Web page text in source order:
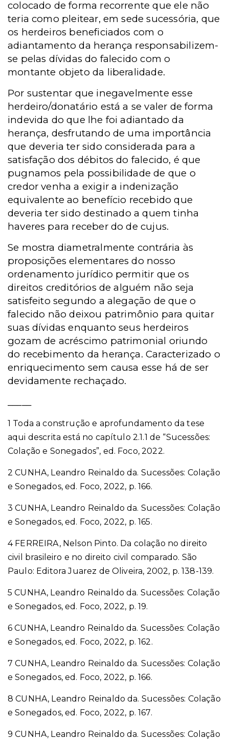
colocado de forma recorrente que ele não
teria como pleitear, em sede sucessória, que
os herdeiros beneficiados com o
adiantamento da herança responsabilizem-
se pelas dívidas do falecido com o
montante objeto da liberalidade.
Por sustentar que inegavelmente esse
herdeiro/donatário está a se valer de forma
indevida do que lhe foi adiantado da
herança, desfrutando de uma importância
que deveria ter sido considerada para a
satisfação dos débitos do falecido, é que
pugnamos pela possibilidade de que o
credor venha a exigir a indenização
equivalente ao benefício recebido que
deveria ter sido destinado a quem tinha
haveres para receber do de cujus.
Se mostra diametralmente contrária às
proposições elementares do nosso
ordenamento jurídico permitir que os
direitos creditórios de alguém não seja
satisfeito segundo a alegação de que o
falecido não deixou patrimônio para quitar
suas dívidas enquanto seus herdeiros
gozam de acréscimo patrimonial oriundo
do recebimento da herança. Caracterizado o
enriquecimento sem causa esse há de ser
devidamente rechaçado.
1 Toda a construção e aprofundamento da tese
aqui descrita está no capítulo 2.1.1 de “Sucessões:
Colação e Sonegados”, ed. Foco, 2022.
2 CUNHA, Leandro Reinaldo da. Sucessões: Colação
e Sonegados, ed. Foco, 2022, p. 166.
3 CUNHA, Leandro Reinaldo da. Sucessões: Colação
e Sonegados, ed. Foco, 2022, p. 165.
4FERREIRA, Nelson Pinto. Da colação no direito
civil brasileiro e no direito civil comparado. São
Paulo: Editora Juarez de Oliveira, 2002, p. 138-139.
5 CUNHA, Leandro Reinaldo da. Sucessões: Colação
e Sonegados, ed. Foco, 2022, p. 19.
6 CUNHA, Leandro Reinaldo da. Sucessões: Colação
e Sonegados, ed. Foco, 2022, p. 162.
7 CUNHA, Leandro Reinaldo da. Sucessões: Colação
e Sonegados, ed. Foco, 2022, p. 166.
8 CUNHA, Leandro Reinaldo da. Sucessões: Colação
e Sonegados, ed. Foco, 2022, p. 167.
9 CUNHA, Leandro Reinaldo da. Sucessões: Colação